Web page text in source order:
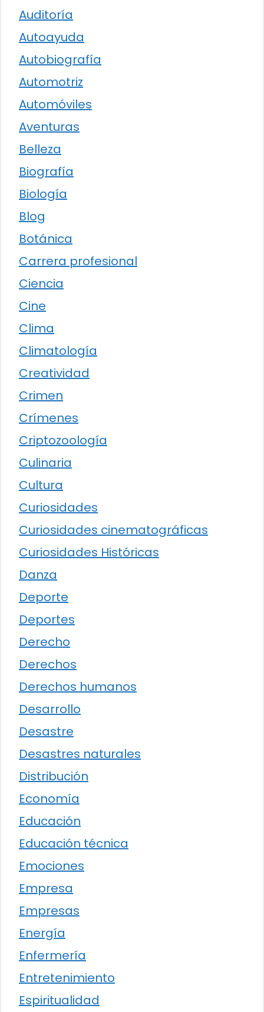
Auditoría
Autoayuda
Autobiografía
Automotriz
Automóviles
Aventuras
Belleza
Biografía
Biología
Blog
Botánica
Carrera profesional
Ciencia
Cine
Clima
Climatología
Creatividad
Crimen
Crímenes
Criptozoología
Culinaria
Cultura
Curiosidades
Curiosidades cinematográficas
Curiosidades Históricas
Danza
Deporte
Deportes
Derecho
Derechos
Derechos humanos
Desarrollo
Desastre
Desastres naturales
Distribución
Economía
Educación
Educación técnica
Emociones
Empresa
Empresas
Energía
Enfermería
Entretenimiento
Espiritualidad